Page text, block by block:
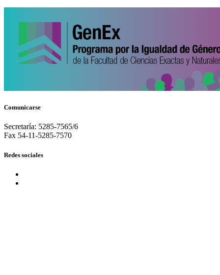
Comunicarse
Secretaría: 5285-7565/6
Fax 54-11-5285-7570
Redes sociales